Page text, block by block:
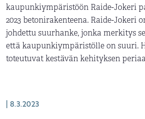
kaupunkiympäristöön Raide-Jokeri
2023 betonirakenteena. Raide-Jokeri
johdettu suurhanke, jonka merkitys
että kaupunkiympäristölle on suuri.
toteutuvat kestävän kehityksen
| 8.3.2023